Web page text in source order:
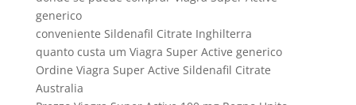
generico
conveniente Sildenafil Citrate Inghilterra
quanto custa um Viagra Super Active generico
Ordine Viagra Super Active Sildenafil Citrate
Australia